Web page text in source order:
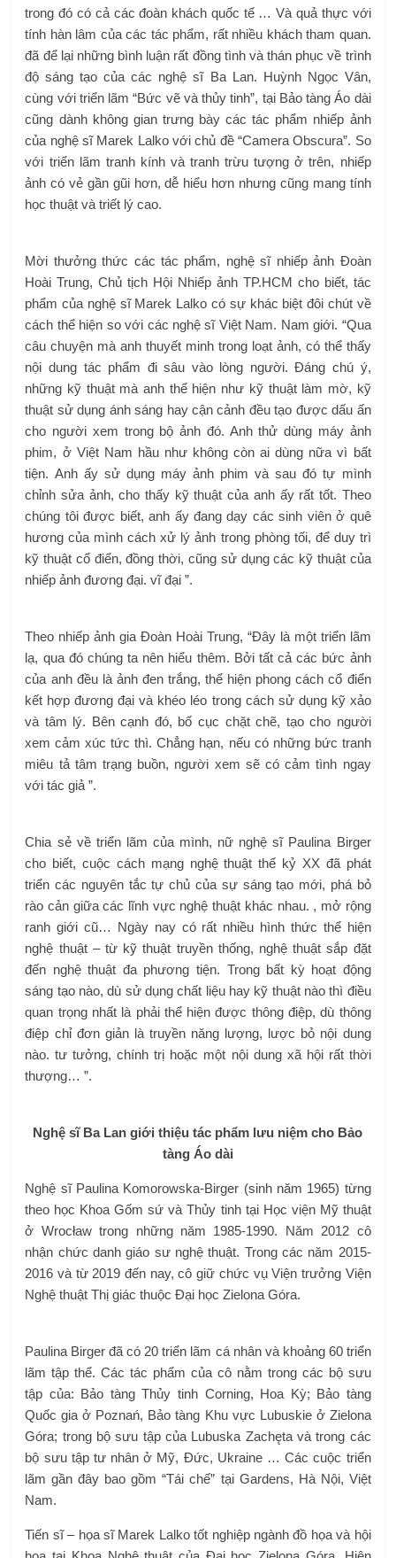
trong đó có cả các đoàn khách quốc tế … Và quả thực với
tính hàn lâm của các tác phẩm, rất nhiều khách tham quan.
đã để lại những bình luận rất đồng tình và thán phục về trình
độ sáng tạo của các nghệ sĩ Ba Lan. Huỳnh Ngọc Vân,
cùng với triển lãm “Bức vẽ và thủy tinh”, tại Bảo tàng Áo dài
cũng dành không gian trưng bày các tác phẩm nhiếp ảnh
của nghệ sĩ Marek Lalko với chủ đề “Camera Obscura”. So
với triển lãm tranh kính và tranh trừu tượng ở trên, nhiếp
ảnh có vẻ gần gũi hơn, dễ hiểu hơn nhưng cũng mang tính
học thuật và triết lý cao.
Mời thưởng thức các tác phẩm, nghệ sĩ nhiếp ảnh Đoàn
Hoài Trung, Chủ tịch Hội Nhiếp ảnh TP.HCM cho biết, tác
phẩm của nghệ sĩ Marek Lalko có sự khác biệt đôi chút về
cách thể hiện so với các nghệ sĩ Việt Nam. Nam giới. “Qua
câu chuyện mà anh thuyết minh trong loạt ảnh, có thể thấy
nội dung tác phẩm đi sâu vào lòng người. Đáng chú ý,
những kỹ thuật mà anh thể hiện như kỹ thuật làm mờ, kỹ
thuật sử dụng ánh sáng hay cận cảnh đều tạo được dấu ấn
cho người xem trong bộ ảnh đó. Anh thử dùng máy ảnh
phim, ở Việt Nam hầu như không còn ai dùng nữa vì bất
tiện. Anh ấy sử dụng máy ảnh phim và sau đó tự mình
chỉnh sửa ảnh, cho thấy kỹ thuật của anh ấy rất tốt. Theo
chúng tôi được biết, anh ấy đang dạy các sinh viên ở quê
hương của mình cách xử lý ảnh trong phòng tối, để duy trì
kỹ thuật cổ điển, đồng thời, cũng sử dụng các kỹ thuật của
nhiếp ảnh đương đại. vĩ đại ”.
Theo nhiếp ảnh gia Đoàn Hoài Trung, “Đây là một triển lãm
lạ, qua đó chúng ta nên hiểu thêm. Bởi tất cả các bức ảnh
của anh đều là ảnh đen trắng, thể hiện phong cách cổ điển
kết hợp đương đại và khéo léo trong cách sử dụng kỹ xảo
và tâm lý. Bên cạnh đó, bố cục chặt chẽ, tạo cho người
xem cảm xúc tức thì. Chẳng hạn, nếu có những bức tranh
miêu tả tâm trạng buồn, người xem sẽ có cảm tình ngay
với tác giả ”.
Chia sẻ về triển lãm của mình, nữ nghệ sĩ Paulina Birger
cho biết, cuộc cách mạng nghệ thuật thế kỷ XX đã phát
triển các nguyên tắc tự chủ của sự sáng tạo mới, phá bỏ
rào cản giữa các lĩnh vực nghệ thuật khác nhau. , mở rộng
ranh giới cũ… Ngày nay có rất nhiều hình thức thể hiện
nghệ thuật – từ kỹ thuật truyền thống, nghệ thuật sắp đặt
đến nghệ thuật đa phương tiện. Trong bất kỳ hoạt động
sáng tạo nào, dù sử dụng chất liệu hay kỹ thuật nào thì điều
quan trọng nhất là phải thể hiện được thông điệp, dù thông
điệp chỉ đơn giản là truyền năng lượng, lược bỏ nội dung
nào. tư tưởng, chính trị hoặc một nội dung xã hội rất thời
thượng… ”.
Nghệ sĩ Ba Lan giới thiệu tác phẩm lưu niệm cho Bảo
tàng Áo dài
Nghệ sĩ Paulina Komorowska-Birger (sinh năm 1965) từng
theo học Khoa Gốm sứ và Thủy tinh tại Học viện Mỹ thuật
ở Wrocław trong những năm 1985-1990. Năm 2012 cô
nhận chức danh giáo sư nghệ thuật. Trong các năm 2015-
2016 và từ 2019 đến nay, cô giữ chức vụ Viện trưởng Viện
Nghệ thuật Thị giác thuộc Đại học Zielona Góra.
Paulina Birger đã có 20 triển lãm cá nhân và khoảng 60 triển
lãm tập thể. Các tác phẩm của cô nằm trong các bộ sưu
tập của: Bảo tàng Thủy tinh Corning, Hoa Kỳ; Bảo tàng
Quốc gia ở Poznań, Bảo tàng Khu vực Lubuskie ở Zielona
Góra; trong bộ sưu tập của Lubuska Zachęta và trong các
bộ sưu tập tư nhân ở Mỹ, Đức, Ukraine … Các cuộc triển
lãm gần đây bao gồm “Tái chế” tại Gardens, Hà Nội, Việt
Nam.
Tiến sĩ – họa sĩ Marek Lalko tốt nghiệp ngành đồ họa và hội